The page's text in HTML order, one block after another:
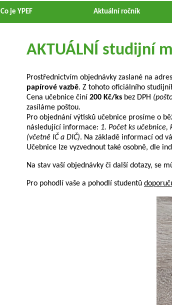
Co je YPEF Aktuální ročník
AKTUÁLNÍ studijní
Prostřednictvím objednávky zaslané na
papírové vazbě. Z tohoto oficiálního
Cena učebnice činí 200 Kč/ks bez DPH
zasíláme poštou.
Pro objednání výtisků učebnice prosíme o
následující informace: 1. Počet ks učebnice,
(včetně IČ a DIČ). Na základě informací od
Učebnice lze vyzvednout také osobně, dle
Na stav vaší objednávky či další dotazy, se
Pro pohodlí vaše a pohodlí studentů